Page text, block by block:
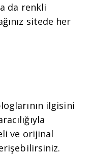
da renkli
sitede her
ilgisini
ve orijinal